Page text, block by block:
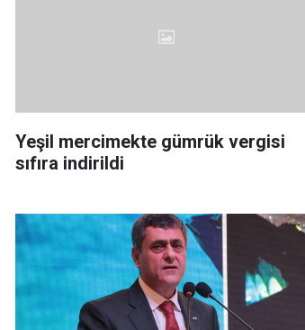
Yeşil mercimekte gümrük vergisi
sıfıra indirildi